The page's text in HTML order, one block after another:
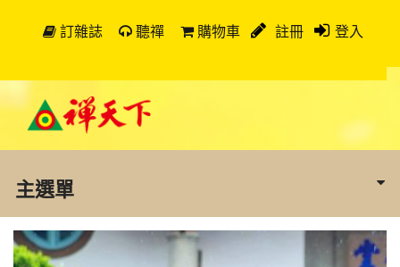
訂雜誌 聽禪 購物車 註冊 登入
主選單